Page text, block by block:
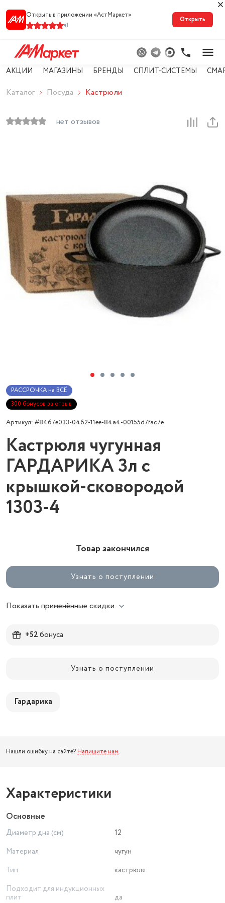
Открыть в приложении «АстМарке‪т‬»
41
Открыть
АКЦИИ МАГАЗИНЫ БРЕНДЫ СПЛИТ-СИСТЕМЫ
Каталог Посуда Кастрюли
нет отзывов
РАССРОЧКА на ВСЁ
300 бонусов за отзыв
Артикул: #8467e033-0462-11ee-84a4-00155d7fac7e
Кастрюля чугунная
ГАРДАРИКА 3л с
крышкой-сковородой
1303-4
Товар закончился
Узнать о поступлении
Показать применённые скидки
+52бонуса
Узнать о поступлении
Гардарика
Нашли ошибку на сайте? Напишите нам.
Характеристики
Основные
Диаметр дна (см)
12
Материал
чугун
Тип
кастрюля
Подходит для индукционных
плит
да